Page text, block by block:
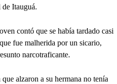
Itauguá.
contó que se había tardado casi
fue malherida por un sicario,
narcotraficante.
alzaron a su hermana no tenía